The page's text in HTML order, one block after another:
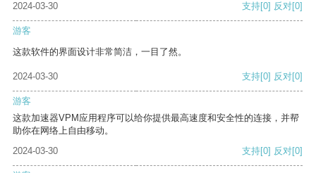
2024-03-30 支持[0] 反对[0]
游客
这款软件的界面设计非常简洁，一目了然。
2024-03-30 支持[0] 反对[0]
游客
这款加速器VPM应用程序可以给你提供最高速度和安全性的连接，并帮
助你在网络上自由移动。
2024-03-30
支持[0] 反对[0]